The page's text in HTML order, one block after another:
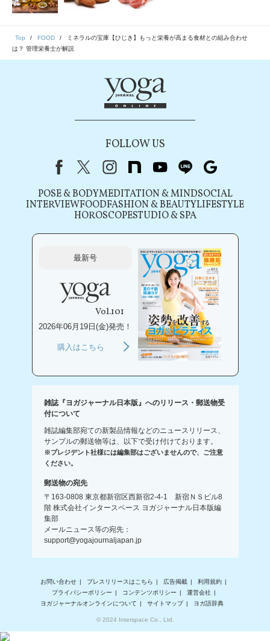
Top FOOD
ミネラルの宝庫【ひじき】もっと栄養が高まる食材との組み合わせ
は？ 管理栄養士が解説
FOLLOW US
FacebookX（旧Twitter）
instagram
note youtubeline
POSE & BODYMEDITATION & MINDSOCIAL
INTERVIEWFOODFASHION & BEAUTYLIFESTYLE
HOROSCOPESTUDIO & SPA
最新号
Vol.101
2026年06月19日(金)発売！
購入はこちら
雑誌『ヨガジャーナル日本版』へのリリース・郵送物受
付について
雑誌編集部宛ての新製品情報などのニュースリリース、
サンプルの郵送物等は、以下で受け付けております。
※プレジデント社様には編集部はございませんので、ご注意
ください。
郵送物の宛先
〒163-0808 東京都新宿区西新宿2-4-1 新宿ＮＳビル8
階 株式会社インタースペース ヨガジャーナル日本版編
集部
メールニュース等の宛先：
support@yogajournaljapan.jp
お問い合わせ プレスリリースはこちら 広告掲載
利用規約
プライバシーポリシー
コンテンツポリシー
運営会社
ヨガジャーナルオンラインについて
サイトマップ ヨガ語辞典
© 2024 Interspace Co., Ltd.